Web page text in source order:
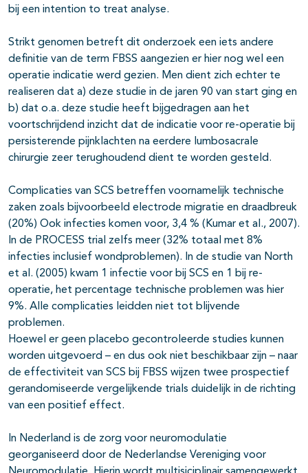
bij een intention to treat analyse.
Strikt genomen betreft dit onderzoek een iets andere
definitie van de term FBSS aangezien er hier nog wel een
operatie indicatie werd gezien. Men dient zich echter te
realiseren dat a) deze studie in de jaren 90 van start ging en
b) dat o.a. deze studie heeft bijgedragen aan het
voortschrijdend inzicht dat de indicatie voor re-operatie bij
persisterende pijnklachten na eerdere lumbosacrale
chirurgie zeer terughoudend dient te worden gesteld.
Complicaties van SCS betreffen voornamelijk technische
zaken zoals bijvoorbeeld electrode migratie en draadbreuk
(20%) Ook infecties komen voor, 3,4 % (Kumar et al., 2007).
In de PROCESS trial zelfs meer (32% totaal met 8%
infecties inclusief wondproblemen). In de studie van North
et al. (2005) kwam 1 infectie voor bij SCS en 1 bij re-
operatie, het percentage technische problemen was hier
9%. Alle complicaties leidden niet tot blijvende
problemen.
Hoewel er geen placebo gecontroleerde studies kunnen
worden uitgevoerd – en dus ook niet beschikbaar zijn – naar
de effectiviteit van SCS bij FBSS wijzen twee prospectief
gerandomiseerde vergelijkende trials duidelijk in de richting
van een positief effect.
In Nederland is de zorg voor neuromodulatie
georganiseerd door de Nederlandse Vereniging voor